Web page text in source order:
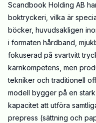
Scandbook Holding AB
boktryckeri, vilka är
böcker, huvudsakligen
i formaten hårdband,
fokuserad på svartvitt
kärnkompetens, men
tekniker och traditionell
modell bygger på en
kapacitet att utföra
prepress (sättning och